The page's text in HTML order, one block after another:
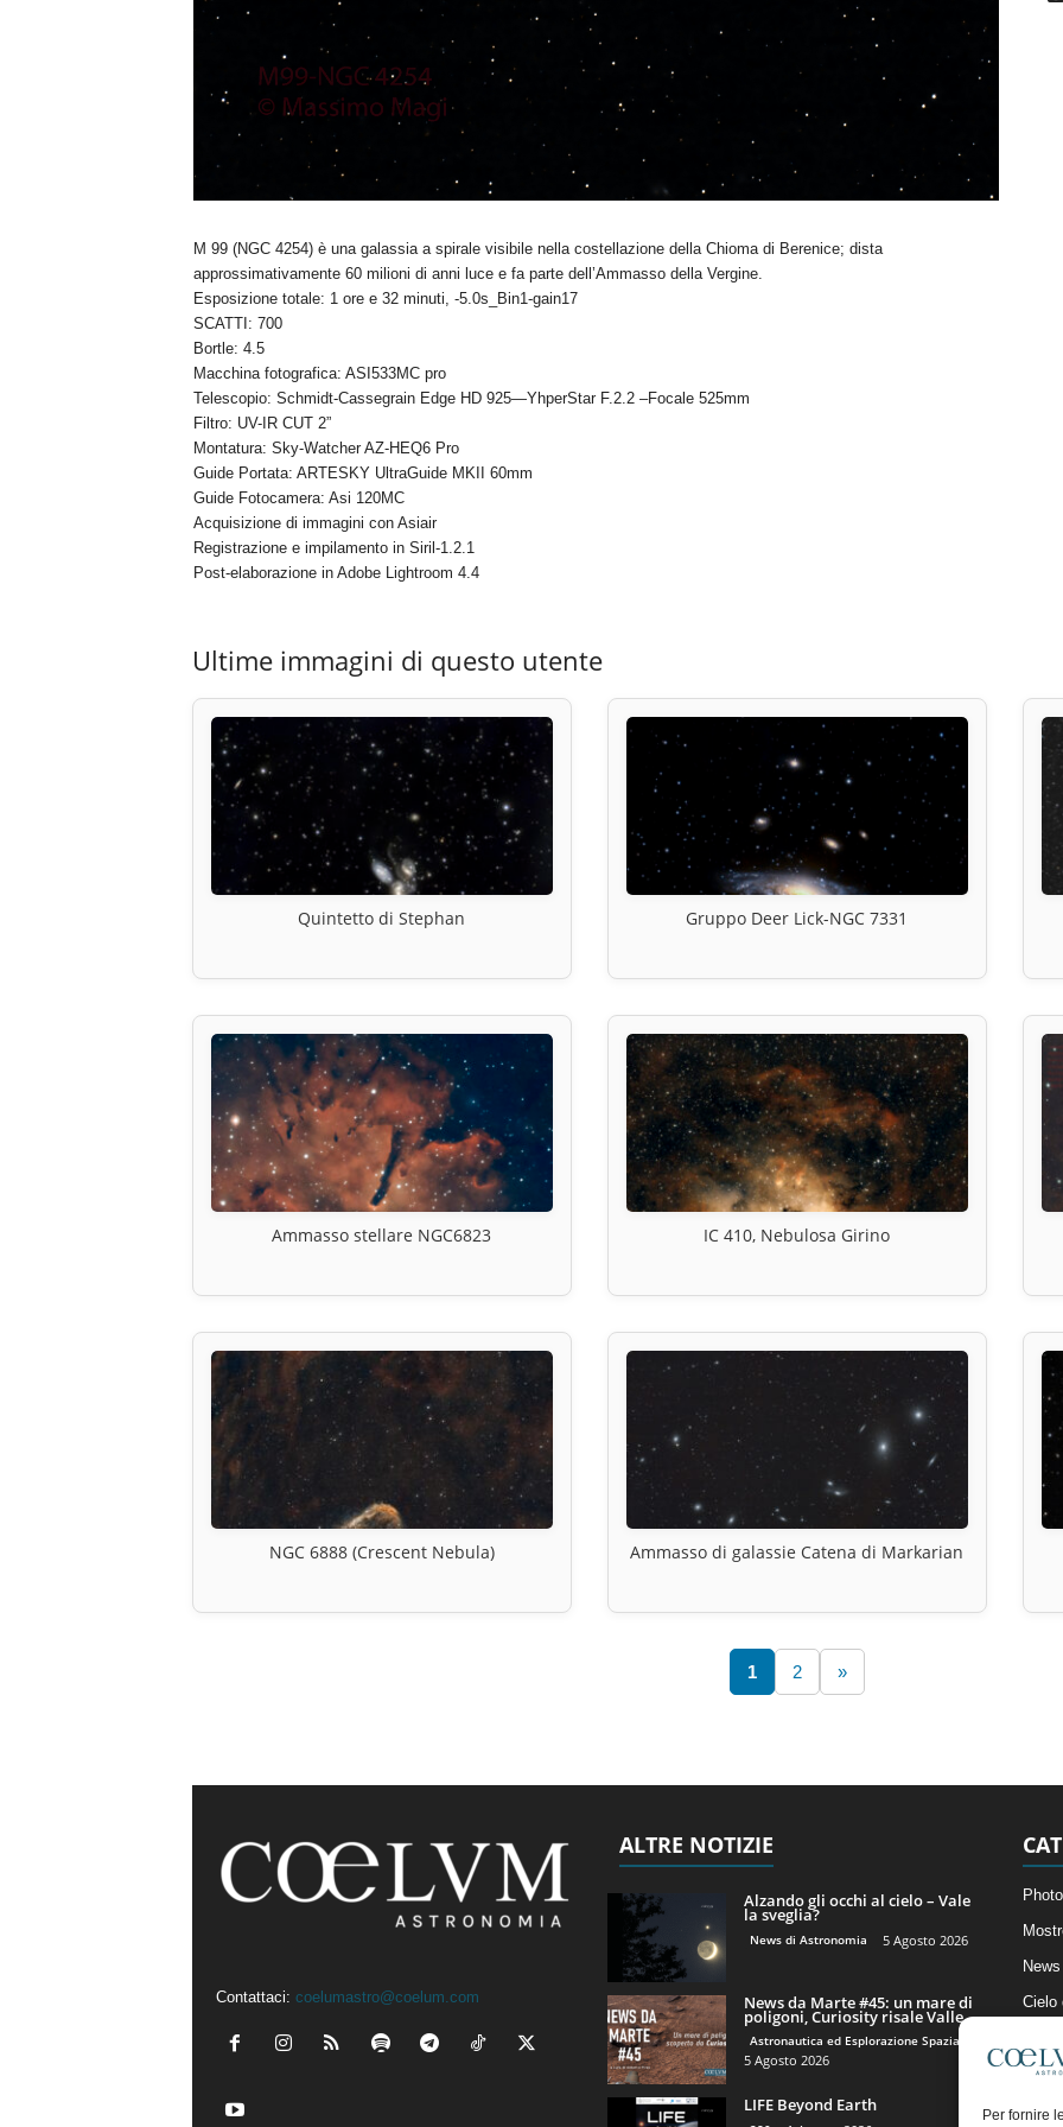
Per fornire
M 99 (NGC 4254) è una galassia a spirale visibile nella costellazione della Chioma di Berenice; dista
approssimativamente 60 milioni di anni luce e fa parte dell’Ammasso della Vergine.
Esposizione totale: 1 ore e 32 minuti, -5.0s_Bin1-gain17
SCATTI: 700
Bortle: 4.5
Macchina fotografica: ASI533MC pro
Telescopio: Schmidt-Cassegrain Edge HD 925—YhperStar F.2.2 –Focale 525mm
Filtro: UV-IR CUT 2”
Montatura: Sky-Watcher AZ-HEQ6 Pro
Guide Portata: ARTESKY UltraGuide MKII 60mm
Guide Fotocamera: Asi 120MC
Acquisizione di immagini con Asiair
Registrazione e impilamento in Siril-1.2.1
Post-elaborazione in Adobe Lightroom 4.4
Ultime immagini di questo utente
Quintetto di Stephan Gruppo Deer Lick-NGC 7331
Ammasso stellare NGC6823 IC 410, Nebulosa Girino
NGC 6888 (Crescent Nebula) Ammasso di galassie Catena di Markarian
1 2 »
Contattaci: coelumastro@coelum.com
ALTRE NOTIZIE
Alzando gli occhi al cielo – Vale
la sveglia?
News di Astronomia 5 Agosto 2026
News da Marte #45: un mare di
poligoni, Curiosity risale Valle...
Astronautica ed Esplorazione Spaziale
5 Agosto 2026
LIFE Beyond Earth
Cielo
Il